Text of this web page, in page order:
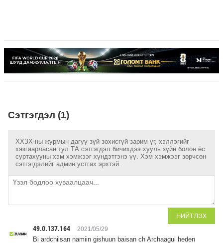
Сэтгэгдэл (1)
ХХЗХ-ны журмын дагуу зүй зохисгүй зарим үг, хэллэгийг
хязгаарласан тул ТА сэтгэгдэл бичихдээ хууль зүйн болон ёс
суртахууны хэм хэмжээг хүндэтгэнэ үү. Хэм хэмжээг зөрчсөн
сэтгэгдэлийг админ устгах эрхтэй.
НИЙТЛЭХ
49.0.137.164 2021/05/29
Bi ardchilsan namiin gishuun baisan ch Archaagui heden